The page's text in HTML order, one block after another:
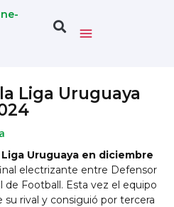
Liga Uruguaya
Liga Uruguaya en diciembre
electrizante entre Defensor
de Football. Esta vez el equipo
su rival y consiguió por tercera